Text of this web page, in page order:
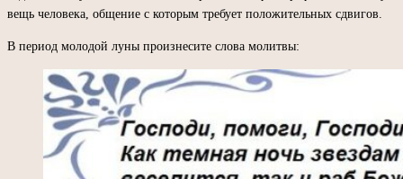
вещь человека, общение с которым требует положительных сдвигов.
В период молодой луны произнесите слова молитвы: